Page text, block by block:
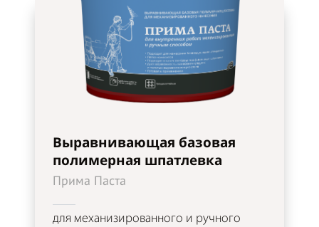
Выравнивающая базовая
полимерная шпатлевка
Прима Паста
для механизированного и ручного